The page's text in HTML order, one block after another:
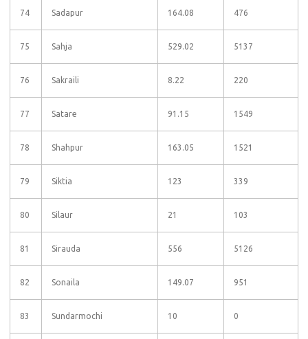
74 Sadapur 164.08 476
75 Sahja 529.02 5137
76 Sakraili 8.22 220
77 Satare 91.15 1549
78 Shahpur 163.05 1521
79 Siktia 123 339
80 Silaur 21 103
81 Sirauda 556 5126
82 Sonaila 149.07 951
83 Sundarmochi 10 0